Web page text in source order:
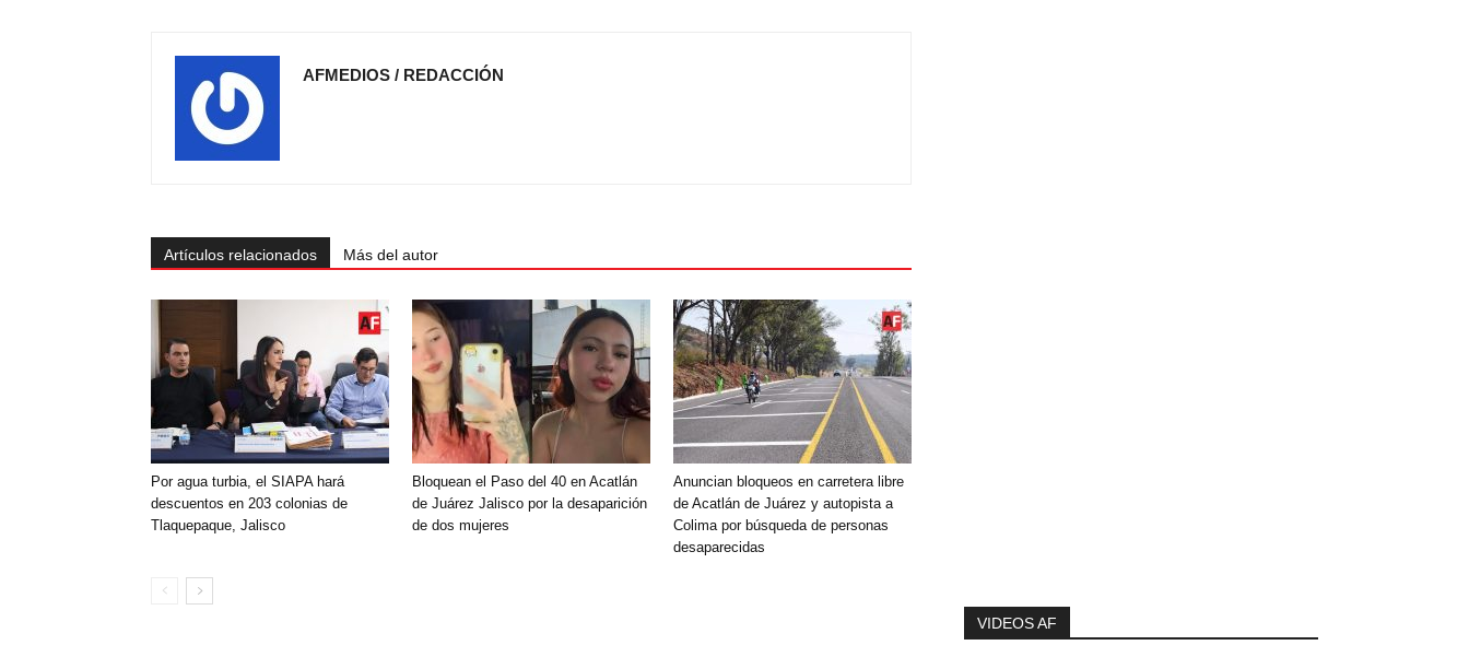
AFMEDIOS / REDACCIÓN
Artículos relacionados Más del autor
Por agua turbia, el SIAPA hará
descuentos en 203 colonias de
Tlaquepaque, Jalisco
Bloquean el Paso del 40 en Acatlán
de Juárez Jalisco por la desaparición
de dos mujeres
Anuncian bloqueos en carretera libre
de Acatlán de Juárez y autopista a
Colima por búsqueda de personas
desaparecidas
VIDEOS AF